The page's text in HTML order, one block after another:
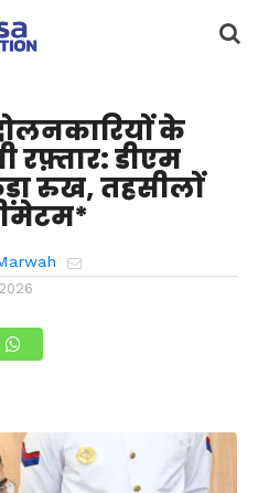
के
रफ़्तार: डीएम
रुख, तहसीलों